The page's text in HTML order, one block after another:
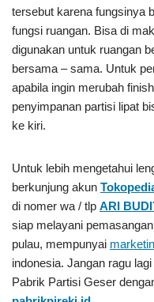
tersebut karena fungsinya
fungsi ruangan. Bisa di
digunakan untuk ruangan
bersama – sama. Untuk
apabila ingin merubah
penyimpanan partisi lipat
ke kiri.
Untuk lebih mengetahui
berkunjung akun
di nomer wa / tlp ARI
siap melayani
pulau, mempunyai
indonesia. Jangan ragu
Pabrik Partisi Geser